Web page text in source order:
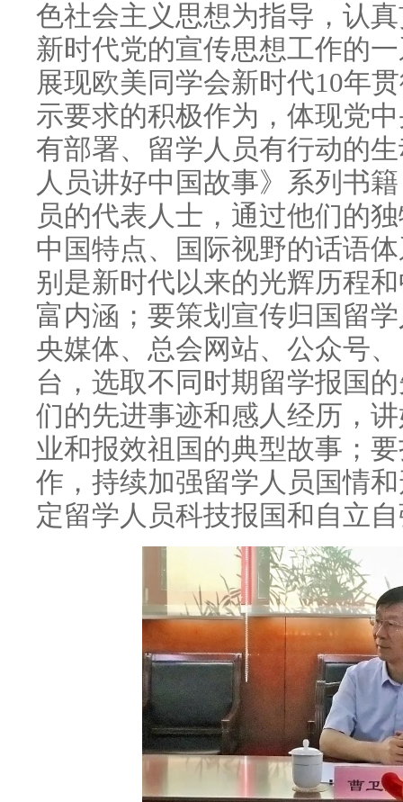
色社会主义思想为指导，认
新时代党的宣传思想工作的
展现欧美同学会新时代10年
示要求的积极作为，体现党
有部署、留学人员有行动的
人员讲好中国故事》系列书
员的代表人士，通过他们的
中国特点、国际视野的话语
别是新时代以来的光辉历程
富内涵；要策划宣传归国留
央媒体、总会网站、公众号
台，选取不同时期留学报国
们的先进事迹和感人经历，
业和报效祖国的典型故事；
作，持续加强留学人员国情
定留学人员科技报国和自立